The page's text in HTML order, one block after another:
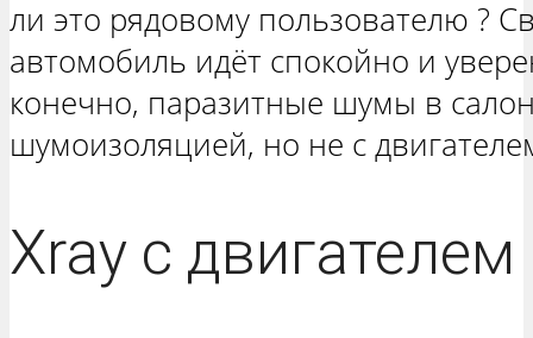
ли это рядовому пользователю ?
автомобиль идёт спокойно и
конечно, паразитные шумы в
шумоизоляцией, но не с
Xray с